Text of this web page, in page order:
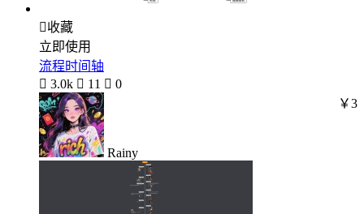
收藏
立即使用
流程时间轴
 3.0k  11  0
Rainy
￥3